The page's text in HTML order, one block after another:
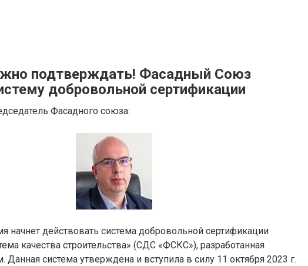
подтверждать! Фасадный Союз
добровольной сертификации
Фасадного союза:
начнет действовать система добровольной сертификации
качества строительства» (СДС «ФСКС»), разработанная
система утверждена и вступила в силу 11 октября 2023 г.